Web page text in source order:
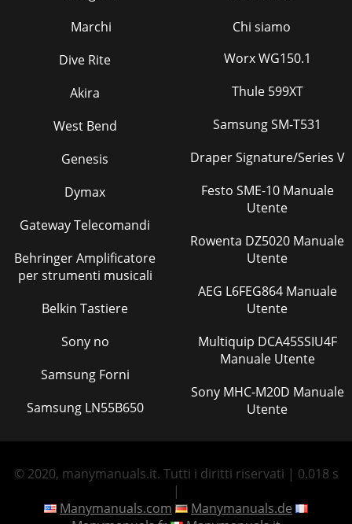
Marchi
Chi siamo
Dive Rite
Akira
West Bend
Genesis
Dymax
Gateway Telecomandi
Behringer Amplificatore
per strumenti musicali
Belkin Tastiere
Sony no
Samsung Forni
Samsung LN55B650
Worx WG150.1
Thule 599XT
Samsung SM-T531
Draper Signature/Series V
Festo SME-10 Manuale
Utente
Rowenta DZ5020 Manuale
Utente
AEG L6FEG864 Manuale
Utente
Multiquip DCA45SSIU4F
Manuale Utente
Sony MHC-M20D Manuale
Utente
© 2020, manymanuals.it. Tutti i diritti riservati | 0.018 s
|
Manymanuals.com
Manymanuals.de